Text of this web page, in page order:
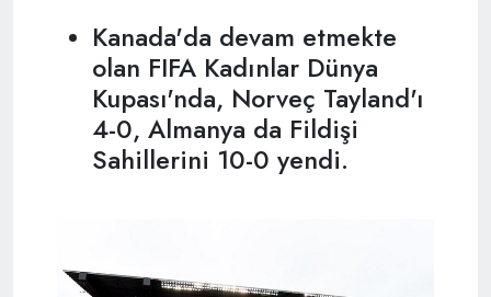
Kanada'da devam etmekte
olan FIFA Kadınlar Dünya
Kupası'nda, Norveç Tayland'ı
4-0, Almanya da Fildişi
Sahillerini 10-0 yendi.